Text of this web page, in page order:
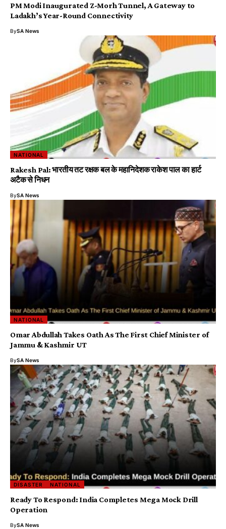
PM Modi Inaugurated Z-Morh Tunnel, A Gateway to
Ladakh’s Year-Round Connectivity
BySA News
NATIONAL
Rakesh Pal: भारतीय तट रक्षक बल के महानिदेशक राकेश पाल का हार्ट
अटैक से निधन
BySA News
NATIONAL
Omar Abdullah Takes Oath As The First Chief Minister of
Jammu & Kashmir UT
BySA News
DISASTER NATIONAL
Ready To Respond: India Completes Mega Mock Drill
Operation
BySA News